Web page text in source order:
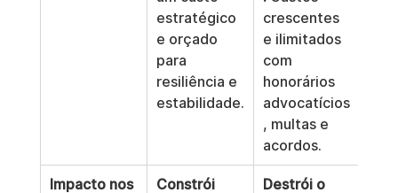
estratégico
e orçado
para
resiliência e
estabilidade.
crescentes
e ilimitados
com
honorários
advocatícios
, multas e
acordos.
Impacto nos
Constrói
Destrói o